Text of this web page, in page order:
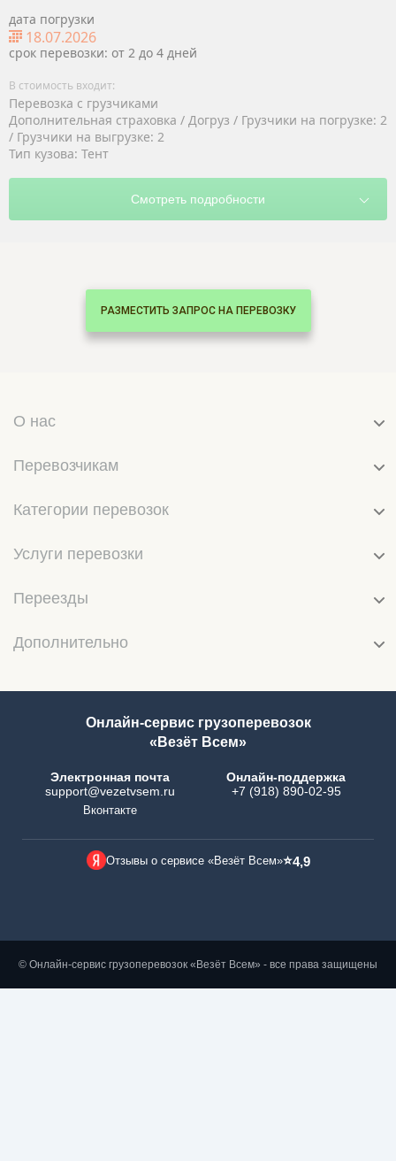
дата погрузки
18.07.2026
срок перевозки: от 2 до 4 дней
Перевозка с грузчиками
Дополнительная страховка / Догруз / Грузчики на погрузке: 2
/ Грузчики на выгрузке: 2
Тип кузова: Тент
РАЗМЕСТИТЬ ЗАПРОС НА ПЕРЕВОЗКУ
О нас
Перевозчикам
Категории перевозок
Услуги перевозки
Переезды
Дополнительно
Онлайн-сервис грузоперевозок
«Везёт Всем»
Электронная почта
support@vezetvsem.ru
Вконтакте
Онлайн-поддержка
+7 (918) 890-02-95
Отзывы о сервисе «Везёт Всем»⭐4,9
© Онлайн-сервис грузоперевозок «Везёт Всем» - все права защищены